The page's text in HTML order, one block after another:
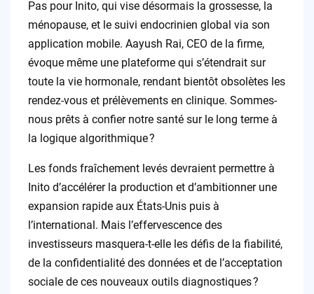
Pas pour Inito, qui vise désormais la grossesse, la
ménopause, et le suivi endocrinien global via son
application mobile. Aayush Rai, CEO de la firme,
évoque même une plateforme qui s’étendrait sur
toute la vie hormonale, rendant bientôt obsolètes les
rendez-vous et prélèvements en clinique. Sommes-
nous prêts à confier notre santé sur le long terme à
la logique algorithmique ?
Les fonds fraîchement levés devraient permettre à
Inito d’accélérer la production et d’ambitionner une
expansion rapide aux États-Unis puis à
l’international. Mais l’effervescence des
investisseurs masquera-t-elle les défis de la fiabilité,
de la confidentialité des données et de l’acceptation
sociale de ces nouveaux outils diagnostiques ?